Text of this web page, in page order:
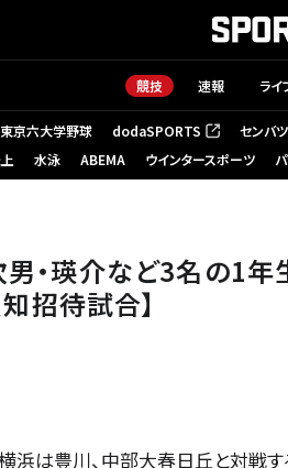
競技 速報 ライ
東京六大学野球 dodaSPORTS
（新しいタブで開く） センバ
水泳 ABEMA ウインタースポーツ
・瑛介など3名の1年
招待試合】
浜は豊川、中部大春日丘と対戦